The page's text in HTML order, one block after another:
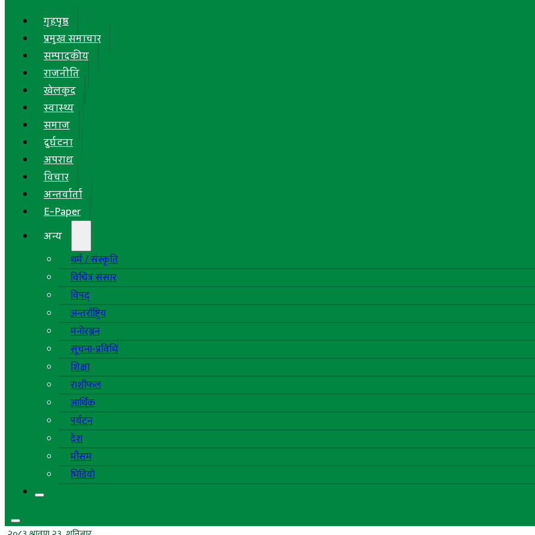
गृहपृष्ठ
प्रमुख समाचार
सम्पादकीय
राजनीति
खेलकुद
स्वास्थ्य
समाज
दुर्घटना
अपराध
विचार
अन्तर्वार्ता
E-Paper
अन्य
धर्म / संस्कृति
विचित्र संसार
विपद्
अन्तर्राष्ट्रिय
मनोरञ्जन
सूचना-प्रविधि
शिक्षा
राशीफल
आर्थिक
पर्यटन
देश
मौसम
भिडियो